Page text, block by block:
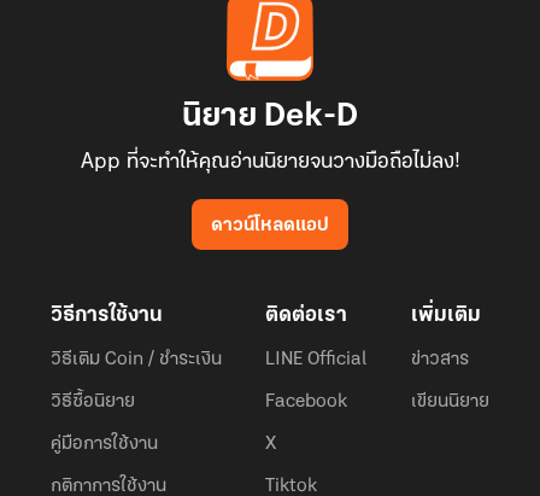
นิยาย Dek-D
App ที่จะทำให้คุณอ่านนิยายจนวางมือถือไม่ลง!
ดาวน์โหลดแอป
วิธีการใช้งาน
วิธีเติม Coin / ชำระเงิน
วิธีซื้อนิยาย
คู่มือการใช้งาน
กติกาการใช้งาน
ติดต่อเรา
LINE Official
Facebook
X
Tiktok
เพิ่มเติม
ข่าวสาร
เขียนนิยาย